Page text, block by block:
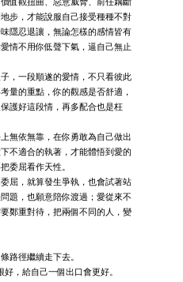
步，才能說服自己接受種種不對
隱忍退讓，無論怎樣的感情皆有
情不用你低聲下氣，逼自己無止
，一段順遂的愛情，不只看彼此
量的重點，你的觀感是否舒適，
護好這段情，再多配合也是枉
無依無靠，在你勇敢為自己做出
不適合的執著，才能體悟到愛的
委屈看作天性。
屈，就算發生爭執，也會試著站
題，也願意陪你渡過；愛從來不
鄭重對待，把兩個不同的人，變
路徑繼續走下去。
，給自己一個出口會更好。